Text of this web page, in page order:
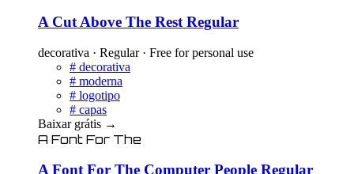
A Cut Above The Rest Regular
decorativa · Regular · Free for personal use
# decorativa
# moderna
# logotipo
# capas
Baixar grátis →
A Font For The
A Font For The Computer People Regular